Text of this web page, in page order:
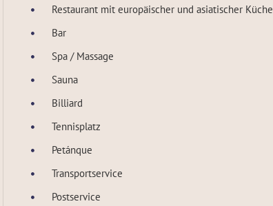
Restaurant mit europäischer und asiatischer Küche
Bar
Spa / Massage
Sauna
Billiard
Tennisplatz
Petánque
Transportservice
Postservice